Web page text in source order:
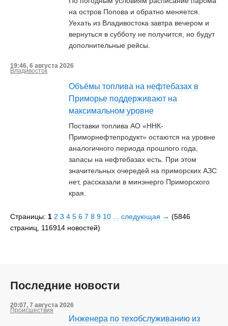
на остров Попова и обратно меняется.
Уехать из Владивостока завтра вечером и
вернуться в субботу не получится, но будут
дополнительные рейсы.
19:46, 6 августа 2026
Владивосток
Объёмы топлива на нефтебазах в
Приморье поддерживают на
максимальном уровне
Поставки топлива АО «ННК-
Приморнефтепродукт» остаются на уровне
аналогичного периода прошлого года,
запасы на нефтебазах есть. При этом
значительных очередей на приморских АЗС
нет, рассказали в минэнерго Приморского
края.
Страницы: 1 2 3 4 5 6 7 8 9 10 cледующая → (5846
страниц, 116914 новостей)
Последние новости
20:07, 7 августа 2026
Происшествия
Инженера по техобслуживанию из